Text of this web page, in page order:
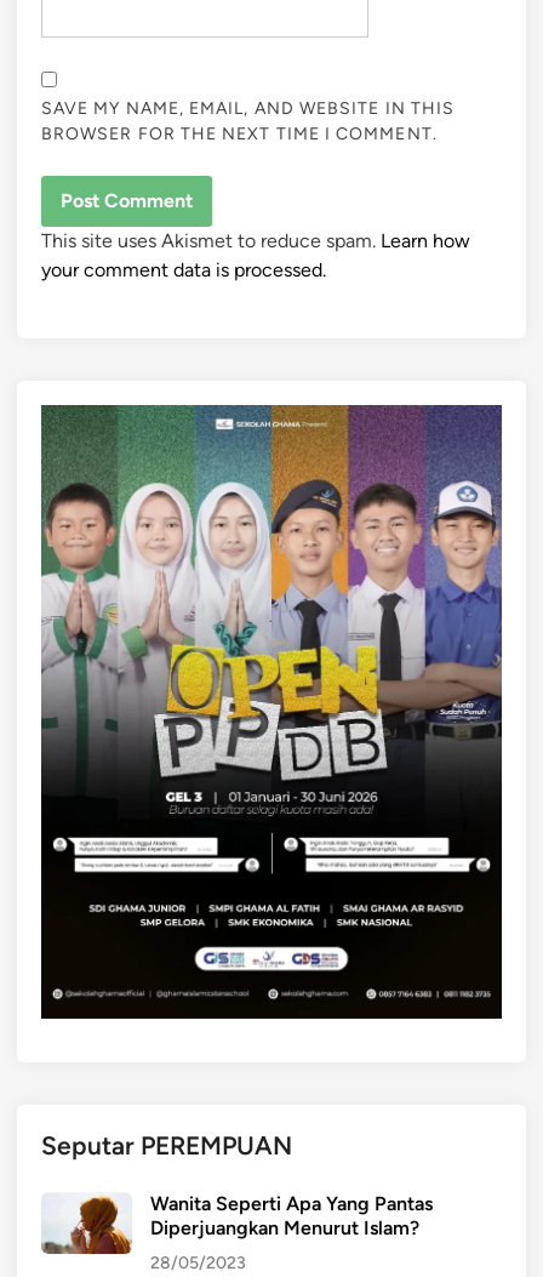
SAVE MY NAME, EMAIL, AND WEBSITE IN THIS
BROWSER FOR THE NEXT TIME I COMMENT.
This site uses Akismet to reduce spam. Learn how
your comment data is processed.
Seputar PEREMPUAN
Wanita Seperti Apa Yang Pantas
Diperjuangkan Menurut Islam?
28/05/2023